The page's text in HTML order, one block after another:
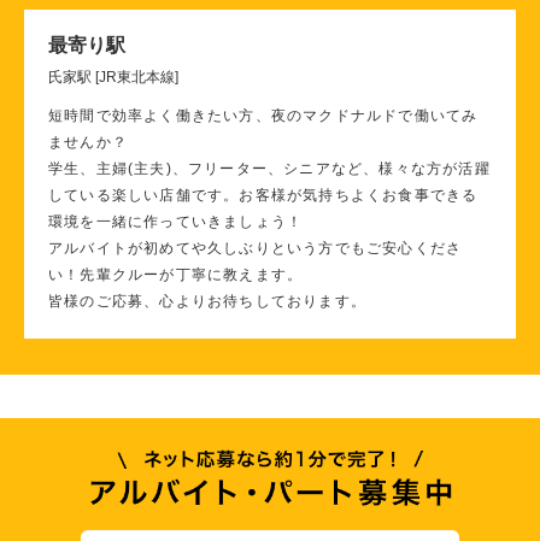
最寄り駅
氏家駅 [JR東北本線]
短時間で効率よく働きたい方、夜のマクドナルドで働いてみ
ませんか？
学生、主婦(主夫)、フリーター、シニアなど、様々な方が活躍
している楽しい店舗です。お客様が気持ちよくお食事できる
環境を一緒に作っていきましょう！
アルバイトが初めてや久しぶりという方でもご安心くださ
い！先輩クルーが丁寧に教えます。
皆様のご応募、心よりお待ちしております。